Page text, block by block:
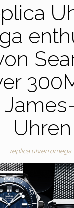
Uhren
replica uhren omega